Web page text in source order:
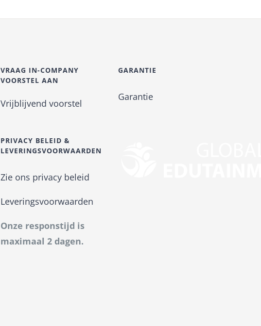
VRAAG IN-COMPANY
VOORSTEL AAN
Vrijblijvend voorstel
PRIVACY BELEID &
LEVERINGSVOORWAARDEN
Zie ons privacy beleid
Leveringsvoorwaarden
Onze responstijd is
maximaal 2 dagen.
GARANTIE
Garantie